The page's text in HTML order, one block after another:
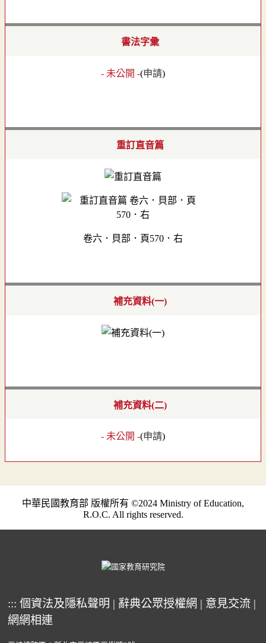
書法字彙
- 未公開 -(申請)
重訂直音篇
卷六．貝部．頁570．右
補充資料(一)
補充資料(二)
- 未公開 -(申請)
中華民國教育部 版權所有 ©2024 Ministry of Education,
R.O.C. All rights reserved.
::: 個資法及隱私聲明 | 辭典公眾授權網 | 意見交流 |
網網相連